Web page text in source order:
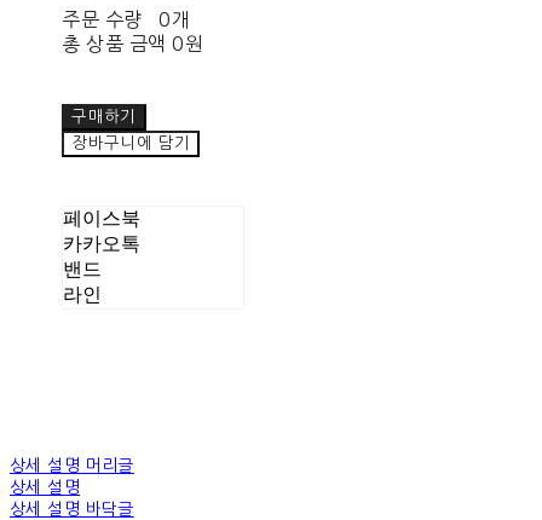
주문 수량
0개
총 상품 금액 0원
구매하기
장바구니에 담기
페이스북
카카오톡
밴드
라인
상세 설명 머리글
상세 설명
상세 설명 바닥글